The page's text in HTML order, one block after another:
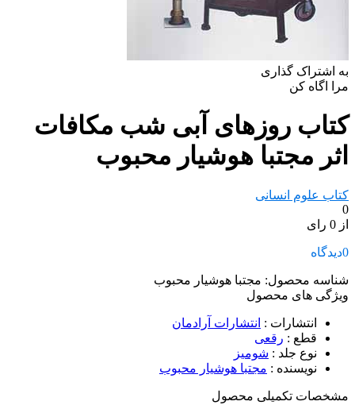
به اشتراک گذاری
مرا اگاه کن
کتاب روزهای آبی شب مکافات
اثر مجتبا هوشیار محبوب
کتاب علوم انسانی
0
از 0 رای
0دیدگاه
شناسه محصول: مجتبا هوشیار محبوب
ویژگی های محصول
انتشارات : انتشارات آرادمان
قطع : رقعی
نوع جلد : شومیز
نویسنده : مجتبا هوشیار محبوب
مشخصات تکمیلی محصول